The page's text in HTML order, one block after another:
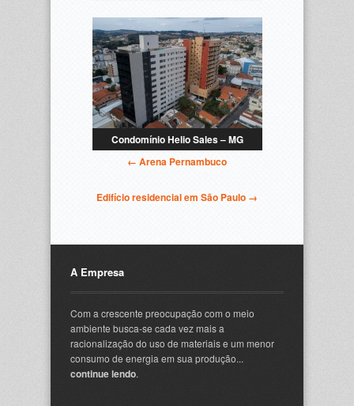
Condomínio Helio Sales – MG
← Arena Pernambuco
Edifício residencial em São Paulo →
A Empresa
Com a crescente preocupação com o meio
ambiente busca-se cada vez mais a
racionalização do uso de materiais e um menor
consumo de energia em sua produção...
continue lendo.